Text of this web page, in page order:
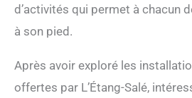
d’activités qui permet à chacun
à son pied.
Après avoir exploré les
offertes par L’Étang-Salé,